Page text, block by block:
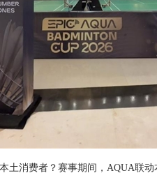
土消费者？赛事期间，AQUA联